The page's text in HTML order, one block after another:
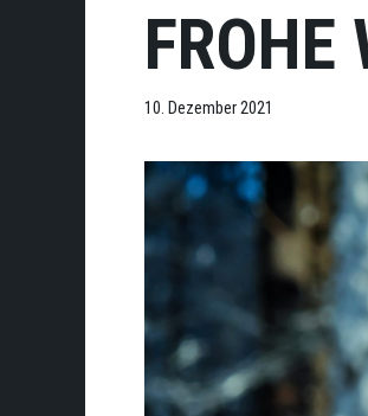
FROHE
10. Dezember 2021